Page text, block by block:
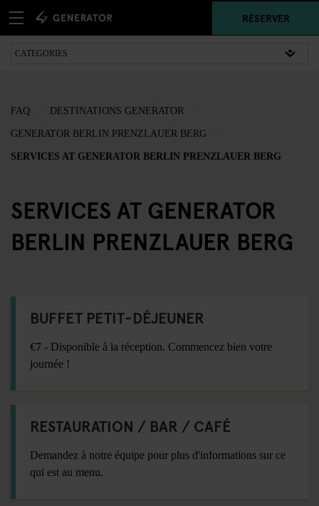
RÉSERVER
FAQ DESTINATIONS GENERATOR
GENERATOR BERLIN PRENZLAUER BERG
SERVICES AT GENERATOR BERLIN PRENZLAUER BERG
SERVICES AT GENERATOR
BERLIN PRENZLAUER BERG
BUFFET PETIT-DÉJEUNER
€7 - Disponible à la réception. Commencez bien votre
journée !
RESTAURATION / BAR / CAFÉ
Demandez à notre équipe pour plus d'informations sur ce
qui est au menu.